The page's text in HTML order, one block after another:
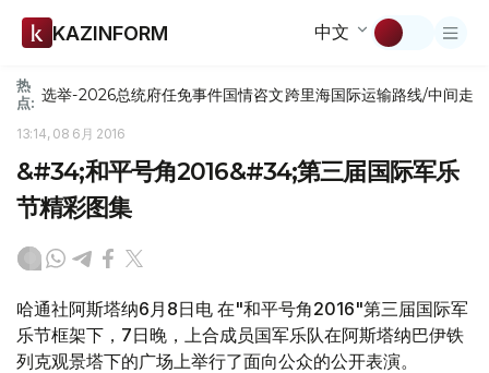
KAZINFORM 中文
热
点: 选举-2026总统府任免事件国情咨文跨里海国际运输路线/中间走廊
13:14, 08 6月 2016
&#34;和平号角2016&#34;第三届国际军乐
节精彩图集
哈通社阿斯塔纳6月8日电 在"和平号角2016"第三届国际军
乐节框架下，7日晚，上合成员国军乐队在阿斯塔纳巴伊铁
列克观景塔下的广场上举行了面向公众的公开表演。